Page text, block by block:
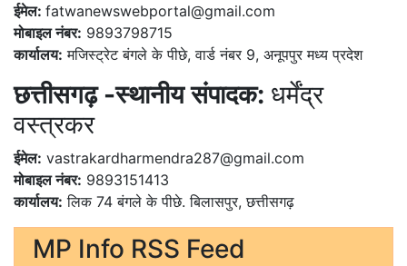
ईमेल: fatwanewswebportal@gmail.com
मोबाइल नंबर: 9893798715
कार्यालय: मजिस्ट्रेट बंगले के पीछे, वार्ड नंबर 9, अनूपपुर मध्य प्रदेश
छत्तीसगढ़ -स्थानीय संपादक: धर्मेंद्र
वस्त्रकर
ईमेल: vastrakardharmendra287@gmail.com
मोबाइल नंबर: 9893151413
कार्यालय: लिक 74 बंगले के पीछे. बिलासपुर, छत्तीसगढ़
MP Info RSS Feed